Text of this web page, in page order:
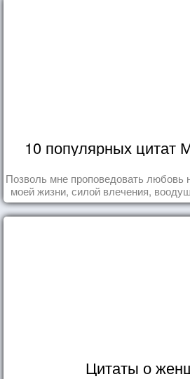
10 популярных цитат
Позволь мне проповедовать любовь
моей жизни, силой влечения,
Цитаты о